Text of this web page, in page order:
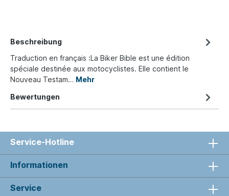
Beschreibung
Traduction en français :La Biker Bible est une édition
spéciale destinée aux motocyclistes. Elle contient le
Nouveau Testam… Mehr
Bewertungen
Service-Hotline
Informationen
Service